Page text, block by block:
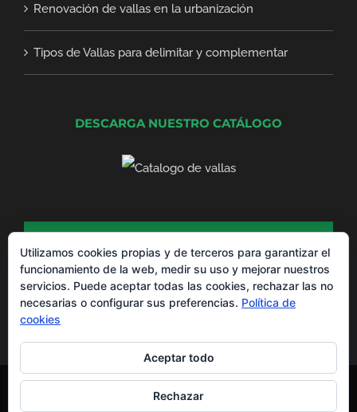
Renovación de vallas en la urbanización
Tipos de Vallas para delimitar y complementar
DESCARGA NUESTRO CATÁLOGO
PRODUCTOS
Utilizamos cookies propias y de terceros para garantizar el
funcionamiento de la web, medir su uso y mejorar nuestros
servicios. Puede aceptar todas las cookies, rechazar las no
necesarias o configurar sus preferencias. Política de
cookies
Aceptar todo
Rechazar